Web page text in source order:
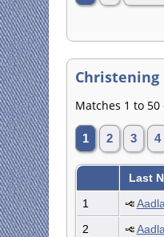
Christening
Matches 1 to 50
1 2 3 4
Last
1
2